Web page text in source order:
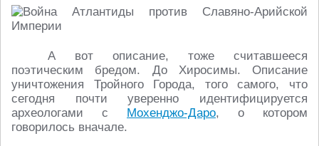
А вот описание, тоже считавшееся
поэтическим бредом. До Хиросимы. Описание
уничтожения Тройного Города, того самого, что
сегодня почти уверенно идентифицируется
археологами с Мохенджо-Даро, о котором
говорилось вначале.